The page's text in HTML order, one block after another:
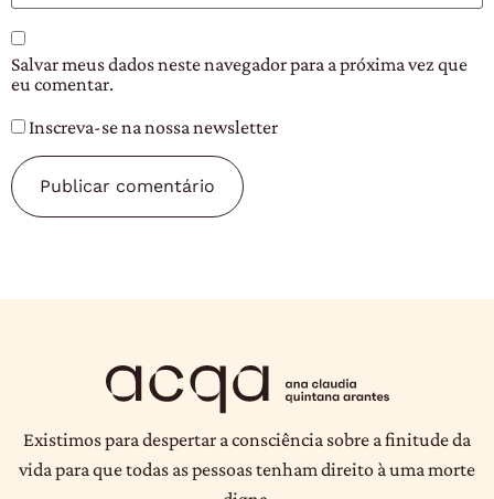
Salvar meus dados neste navegador para a próxima vez que
eu comentar.
Inscreva-se na nossa newsletter
Existimos para despertar a consciência sobre a finitude da
vida para que todas as pessoas tenham direito à uma morte